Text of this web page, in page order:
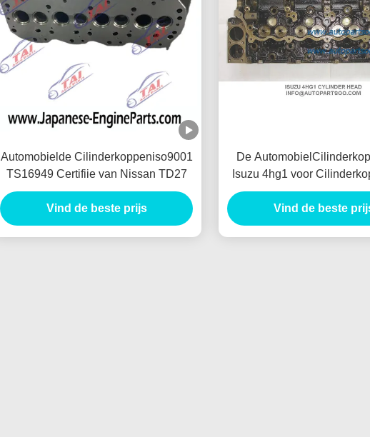
Automobielde Cilinderkoppeniso9001
TS16949 Certifiie van Nissan TD27
Vind de beste prijs
De
Isuzu 4hg1 voor
Cilindro DE Isuzu 4hg1
Vind de beste